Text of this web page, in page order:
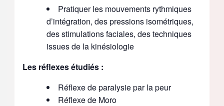
Pratiquer les mouvements rythmiques
d’intégration, des pressions isométriques,
des stimulations faciales, des techniques
issues de la kinésiologie
Les réflexes étudiés :
Réflexe de paralysie par la peur
Réflexe de Moro